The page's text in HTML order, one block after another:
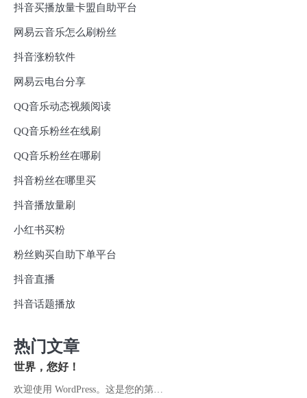
抖音买播放量卡盟自助平台
网易云音乐怎么刷粉丝
抖音涨粉软件
网易云电台分享
QQ音乐动态视频阅读
QQ音乐粉丝在线刷
QQ音乐粉丝在哪刷
抖音粉丝在哪里买
抖音播放量刷
小红书买粉
粉丝购买自助下单平台
抖音直播
抖音话题播放
热门文章
世界，您好！
欢迎使用 WordPress。这是您的第…